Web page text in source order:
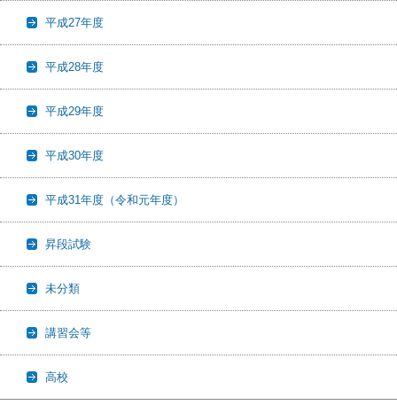
平成27年度
平成28年度
平成29年度
平成30年度
平成31年度（令和元年度）
昇段試験
未分類
講習会等
高校